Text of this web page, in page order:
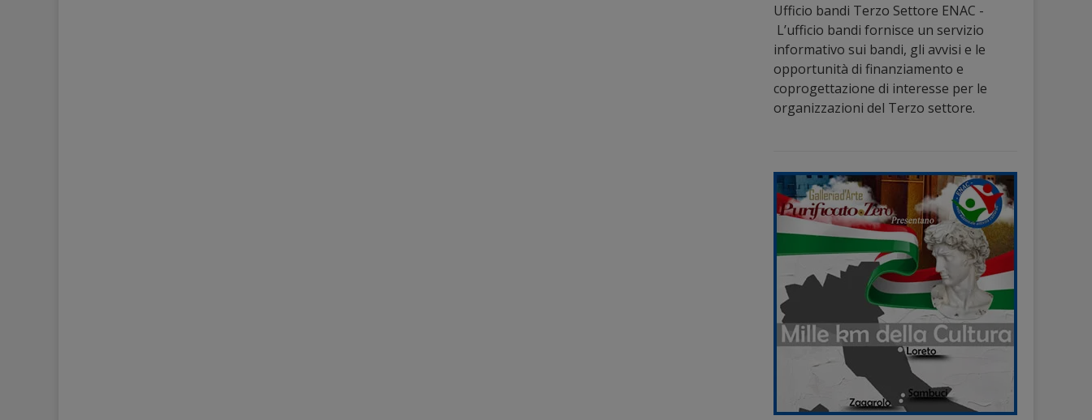
Ufficio bandi Terzo Settore ENAC -
L’ufficio bandi fornisce un servizio
informativo sui bandi, gli avvisi e le
opportunità di finanziamento e
coprogettazione di interesse per le
organizzazioni del Terzo settore.